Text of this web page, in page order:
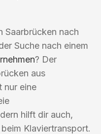
Saarbrücken nach
Suche nach einem
? Der
aus
nur eine
hilft dir auch,
Klaviertransport.